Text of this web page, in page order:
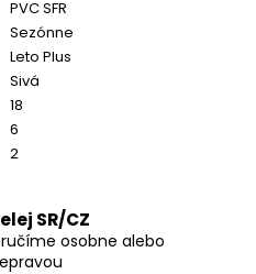
PVC SFR
Sezónne
Leto Plus
Sivá
18
6
2
SR/CZ
osobne alebo